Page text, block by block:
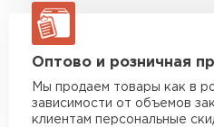
Оптово и розничная
Мы продаем товары как в
зависимости от объемов
клиентам персональные